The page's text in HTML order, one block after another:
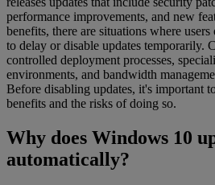
performance improvements, and new
benefits, there are situations where
to delay or disable updates temporarily.
controlled deployment processes,
environments, and bandwidth
Before disabling updates, it's important
benefits and the risks of doing so.
Why does Windows 10
automatically?